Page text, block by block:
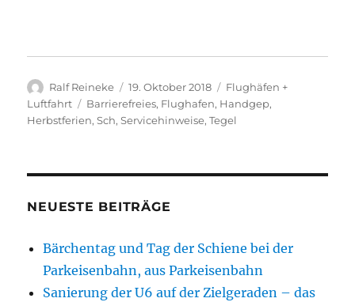
Autor
Ralf Reineke
Veröffentlicht
am
19. Oktober 2018 Kategorien
Flughäfen +
Luftfahrt
Schlagwörter
Barrierefreies, Flughafen, Handgep,
Herbstferien,Sch,Servicehinweise,Tegel
NEUESTE BEITRÄGE
Bärchentag und Tag der Schiene bei der
Parkeisenbahn, aus Parkeisenbahn
Sanierung der U6 auf der Zielgeraden – das